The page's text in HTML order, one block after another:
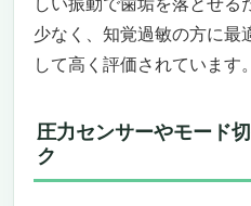
を。
旅行にも、日常にも
しさと経済性を両
しい振動で歯垢を落とせる
少なく、知覚過敏の方に最
して高く評価されています。
圧力センサーやモード
ク